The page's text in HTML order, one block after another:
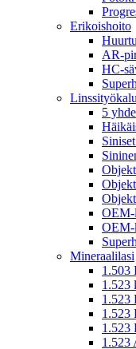
Erikoishoito
AR-
HC-
5
OEM-
OEM-
Mineraalilasi
1.503
1.523
1.523
1.523
1.523
1.523